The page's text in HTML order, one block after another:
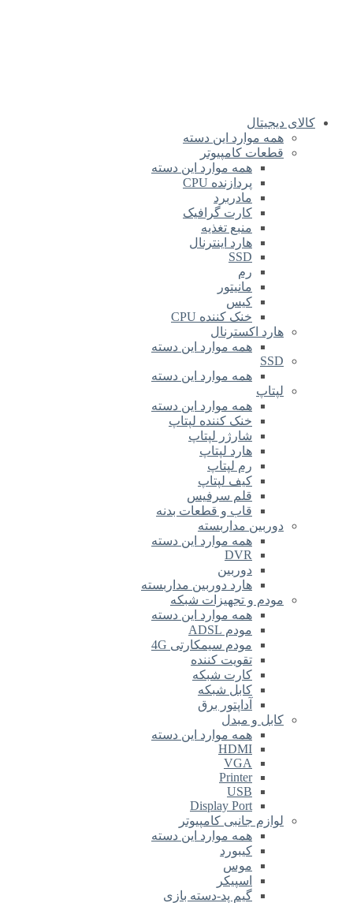
کالای دیجیتال
همه موارد این دسته
قطعات کامپیوتر
همه موارد این دسته
پردازنده CPU
مادربرد
کارت گرافیک
منبع تغذیه
هارد اینترنال
SSD
رم
مانیتور
کیس
خنک کننده CPU
هارد اکسترنال
همه موارد این دسته
SSD
همه موارد این دسته
لپتاپ
همه موارد این دسته
خنک کننده لپتاپ
شارژر لپتاپ
هارد لپتاپ
رم لپتاپ
کیف لپتاپ
قلم سرفیس
قاب و قطعات بدنه
دوربین مداربسته
همه موارد این دسته
DVR
دوربین
هارد دوربین مداربسته
مودم و تجهیزات شبکه
همه موارد این دسته
مودم ADSL
مودم سیمکارتی 4G
تقویت کننده
کارت شبکه
کابل شبکه
آداپتور برق
کابل و مبدل
همه موارد این دسته
HDMI
VGA
Printer
USB
Display Port
لوازم جانبی کامپیوتر
همه موارد این دسته
کیبورد
موس
اسپیکر
گیم پد-دسته بازی